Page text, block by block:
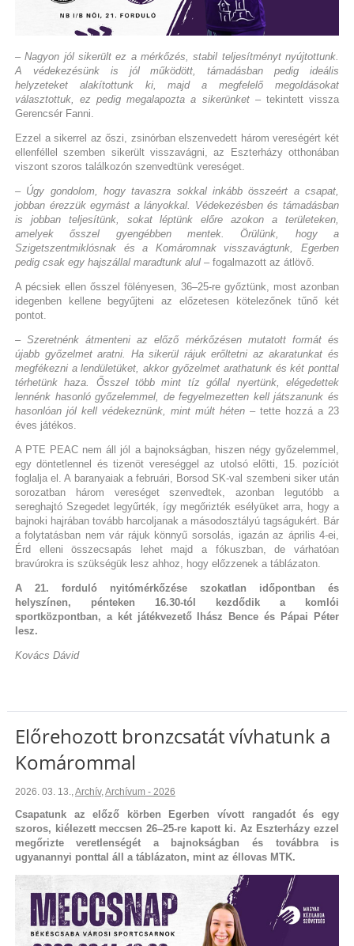
– Nagyon jól sikerült ez a mérkőzés, stabil teljesítményt nyújtottunk.
A védekezésünk is jól működött, támadásban pedig ideális
helyzeteket alakítottunk ki, majd a megfelelő megoldásokat
választottuk, ez pedig megalapozta a sikerünket– tekintett vissza
Gerencsér Fanni.
Ezzel a sikerrel az őszi, zsinórban elszenvedett három vereségért két
ellenféllel szemben sikerült visszavágni, az Eszterházy otthonában
viszont szoros találkozón szenvedtünk vereséget.
– Úgy gondolom, hogy tavaszra sokkal inkább összeért a csapat,
jobban érezzük egymást a lányokkal. Védekezésben és támadásban
is jobban teljesítünk, sokat léptünk előre azokon a területeken,
amelyek ősszel gyengébben mentek. Örülünk, hogy a
Szigetszentmiklósnak és a Komáromnak visszavágtunk, Egerben
pedig csak egy hajszállal maradtunk alul– fogalmazott az átlövő.
A pécsiek ellen ősszel fölényesen, 36–25-re győztünk, most azonban
idegenben kellene begyűjteni az előzetesen kötelezőnek tűnő két
pontot.
– Szeretnénk átmenteni az előző mérkőzésen mutatott formát és
újabb győzelmet aratni. Ha sikerül rájuk erőltetni az akaratunkat és
megfékezni a lendületüket, akkor győzelmet arathatunk és két ponttal
térhetünk haza. Ősszel több mint tíz góllal nyertünk, elégedettek
lennénk hasonló győzelemmel, de fegyelmezetten kell játszanunk és
hasonlóan jól kell védekeznünk, mint múlt héten – tette hozzá a 23
éves játékos.
A PTE PEAC nem áll jól a bajnokságban, hiszen négy győzelemmel,
egy döntetlennel és tizenöt vereséggel az utolsó előtti, 15. pozíciót
foglalja el. A baranyaiak a februári, Borsod SK-val szembeni siker után
sorozatban három vereséget szenvedtek, azonban legutóbb a
sereghajtó Szegedet legyűrték, így megőrizték esélyüket arra, hogy a
bajnoki hajrában tovább harcoljanak a másodosztályú tagságukért. Bár
a folytatásban nem vár rájuk könnyű sorsolás, igazán az április 4-ei,
Érd elleni összecsapás lehet majd a fókuszban, de várhatóan
bravúrokra is szükségük lesz ahhoz, hogy előzzenek a táblázaton.
A 21. forduló nyitómérkőzése szokatlan időpontban és
helyszínen, pénteken 16.30-tól kezdődik a komlói
sportközpontban, a két játékvezető Ihász Bence és Pápai Péter
lesz.
Kovács Dávid
Előrehozott bronzcsatát vívhatunk a
Komárommal
2026. 03. 13. Archív, Archívum - 2026
Csapatunk az előző körben Egerben vívott rangadót és egy
szoros, kiélezett meccsen 26–25-re kapott ki. Az Eszterházy ezzel
megőrizte veretlenségét a bajnokságban és továbbra is
ugyanannyi ponttal áll a táblázaton, mint az éllovas MTK.